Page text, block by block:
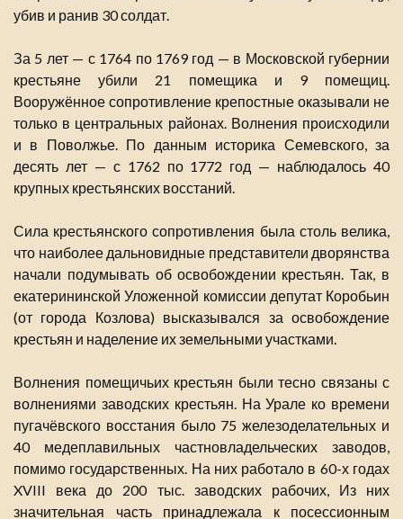
убив и ранив 30 солдат.
За 5 лет — с 1764 по 1769 год — в Московской губернии
крестьяне убили 21 помещика и 9 помещиц.
Вооружённое сопротивление крепостные оказывали не
только в центральных районах. Волнения происходили
и в Поволжье. По данным историка Семевского, за
десять лет — с 1762 по 1772 год — наблюдалось 40
крупных крестьянских восстаний.
Сила крестьянского сопротивления была столь велика,
что наиболее дальновидные представители дворянства
начали подумывать об освобождении крестьян. Так, в
екатерининской Уложенной комиссии депутат Коробьин
(от города Козлова) высказывался за освобождение
крестьян и наделение их земельными участками.
Волнения помещичьих крестьян были тесно связаны с
волнениями заводских крестьян. На Урале ко времени
пугачёвского восстания было 75 железоделательных и
40 медеплавильных частновладельческих заводов,
помимо государственных. На них работало в 60-х годах
XVIII века до 200 тыс. заводских рабочих, Из них
значительная часть принадлежала к посессионным